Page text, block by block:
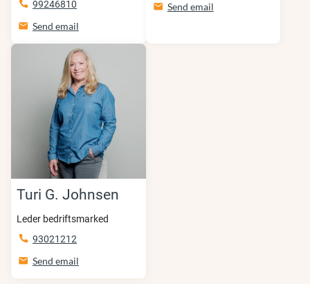
99246810
Send email
Send email
Turi G. Johnsen
Leder bedriftsmarked
93021212
Send email